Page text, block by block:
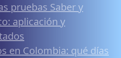
pruebas Saber y
aplicación y
en Colombia: qué días